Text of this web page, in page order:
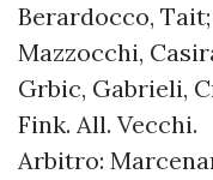
Berardocco,
Mazzocchi,
Grbic, Gabrieli,
Fink. All. Vecchi.
Arbitro: